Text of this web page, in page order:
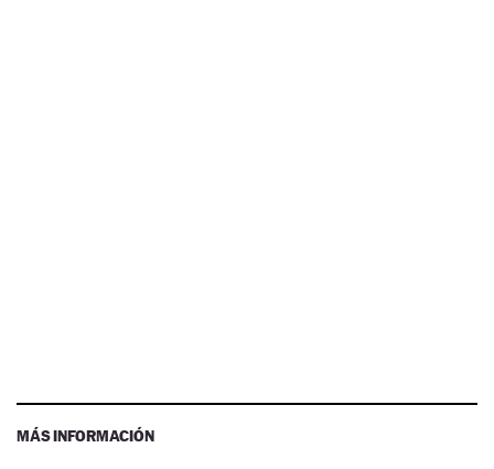
MÁS INFORMACIÓN